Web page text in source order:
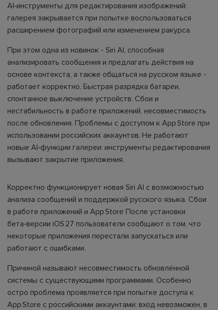
AI‑инструменты для редактирования изображений:
галерея закрывается при попытке воспользоваться
расширением фотографий или изменением ракурса.
При этом одна из новинок - Siri AI, способная
анализировать сообщения и предлагать действия на
основе контекста, а также общаться на русском языке -
работает корректно. Быстрая разрядка батареи,
спонтанное выключение устройств. Сбои и
нестабильность в работе приложений, несовместимость
после обновления. Проблемы с доступом к App Store при
использовании российских аккаунтов. Не работают
новые AI‑функции галереи: инструменты редактирования
вызывают закрытие приложения.
Корректно функционирует новая Siri AI с возможностью
анализа сообщений и поддержкой русского языка. Сбои
в работе приложений и App Store После установки
бета‑версии iOS 27 пользователи сообщают о том, что
некоторые приложения перестали запускаться или
работают с ошибками.
Причиной называют несовместимость обновлённой
системы с существующими программами. Особенно
остро проблема проявляется при попытке доступа к
App Store с российскими аккаунтами: вход невозможен, в